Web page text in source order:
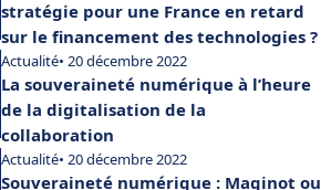
stratégie pour une France en retard
sur le financement des technologies ?
Actualité• 20 décembre 2022
La souveraineté numérique à l’heure
de la digitalisation de la
collaboration
Actualité• 20 décembre 2022
Souveraineté numérique : Maginot ou